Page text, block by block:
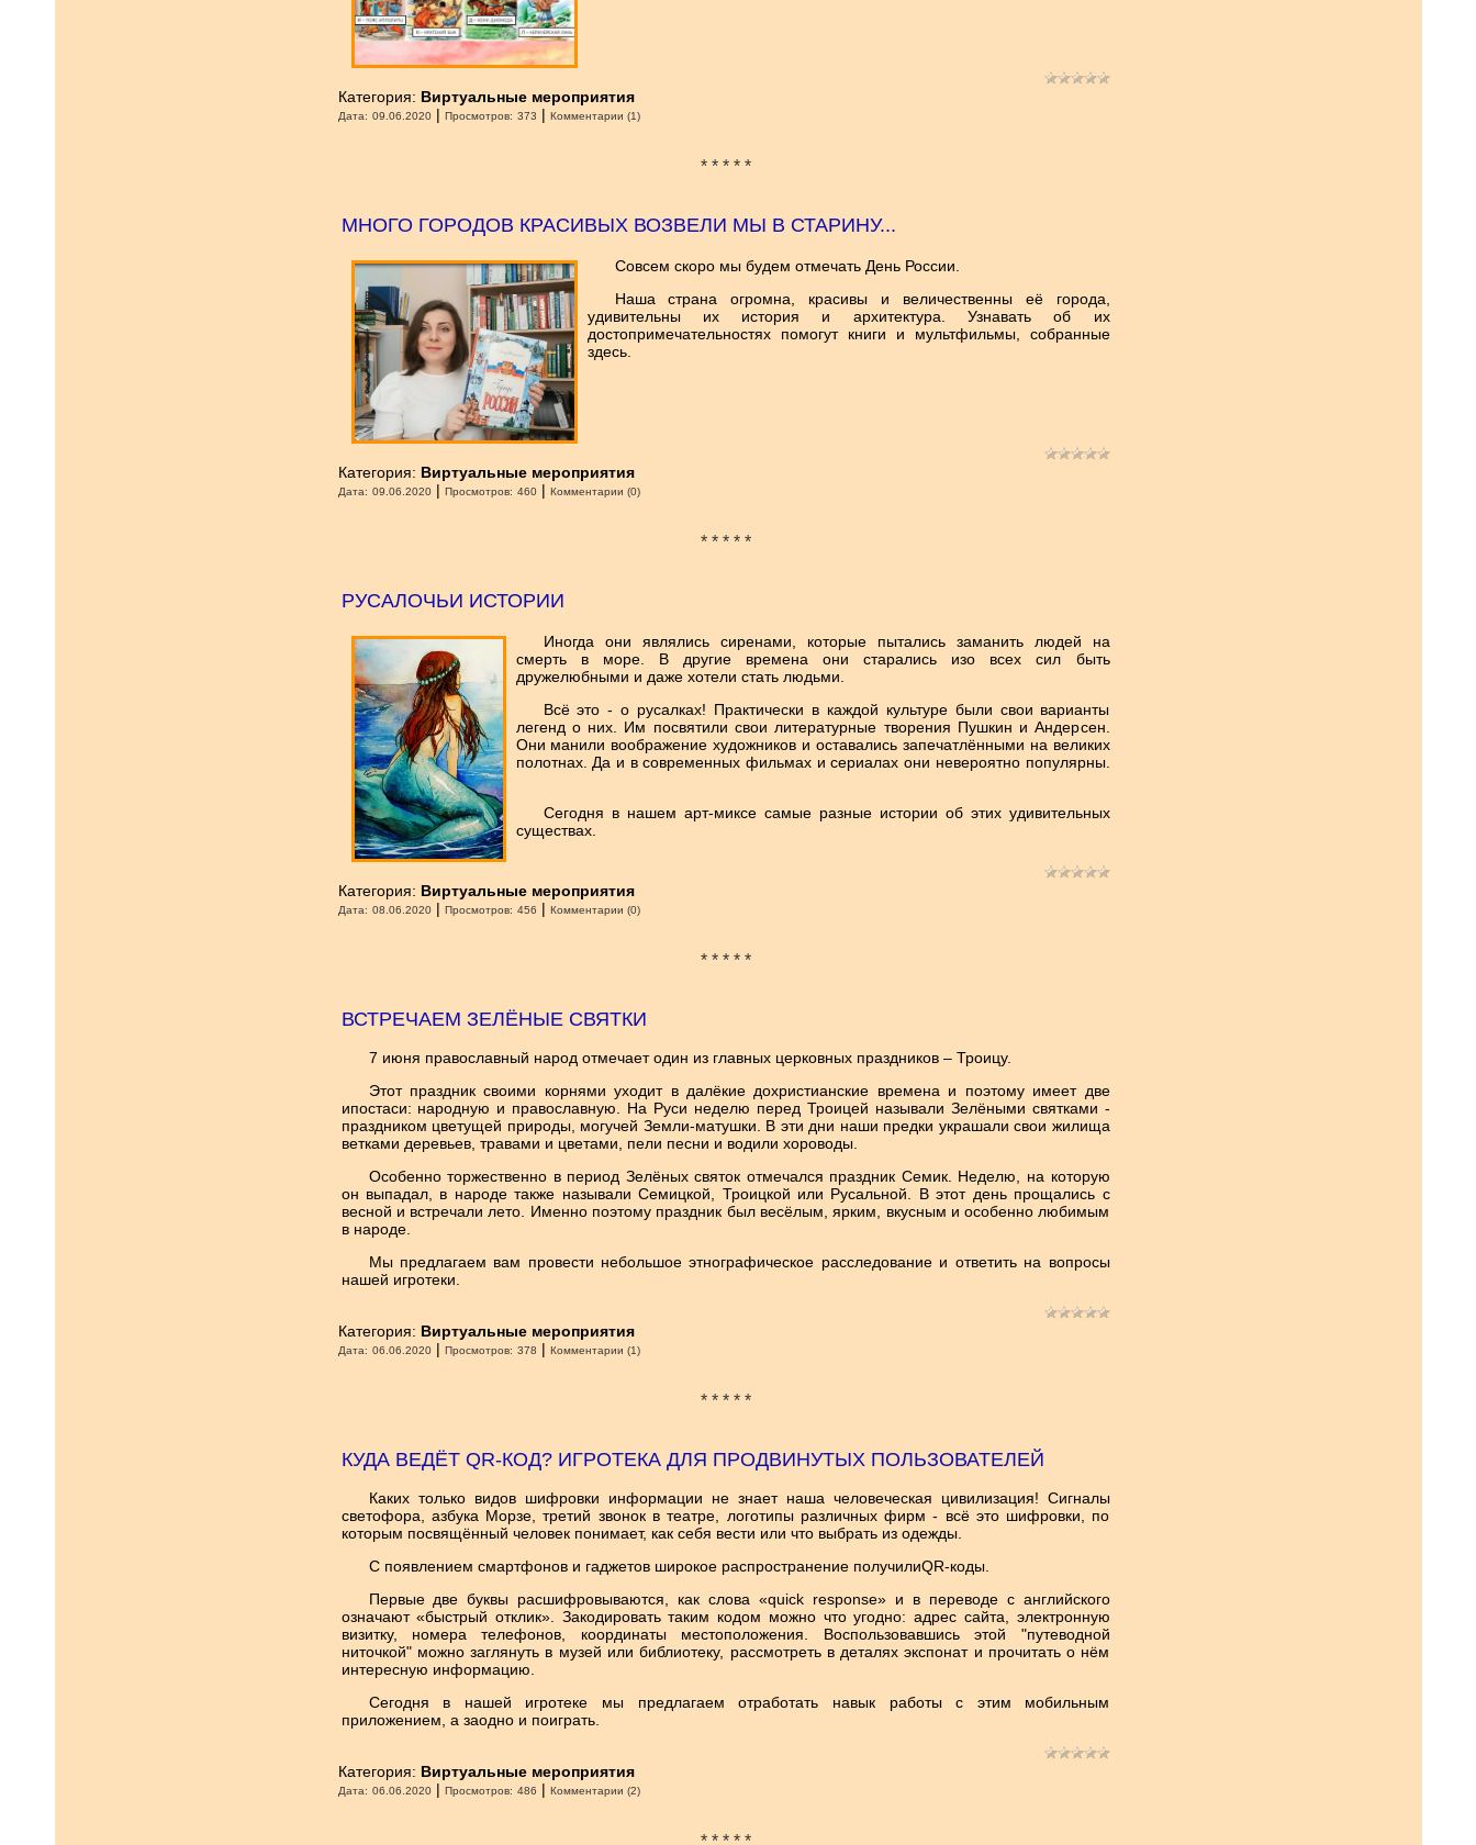
Категория: Виртуальные мероприятия
Дата: 09.06.2020| Просмотров: 373 | Комментарии (1)
* * * * *
МНОГО ГОРОДОВ КРАСИВЫХ ВОЗВЕЛИ МЫ В СТАРИНУ...
Совсем скоро мы будем отмечать День России.
Наша страна огромна, красивы и величественны её города,
удивительны их история и архитектура. Узнавать об их
достопримечательностях помогут книги и мультфильмы, собранные
здесь.
Категория: Виртуальные мероприятия
Дата: 09.06.2020| Просмотров: 460 | Комментарии (0)
* * * * *
РУСАЛОЧЬИ ИСТОРИИ
Иногда они являлись сиренами, которые пытались заманить людей на
смерть в море. В другие времена они старались изо всех сил быть
дружелюбными и даже хотели стать людьми.
Всё это - о русалках! Практически в каждой культуре были свои варианты
легенд о них. Им посвятили свои литературные творения Пушкин и Андерсен.
Они манили воображение художников и оставались запечатлёнными на великих
полотнах. Да и в современных фильмах и сериалах они невероятно популярны.
Сегодня в нашем арт-миксе самые разные истории об этих удивительных
существах.
Категория: Виртуальные мероприятия
Дата: 08.06.2020| Просмотров: 456 | Комментарии (0)
* * * * *
ВСТРЕЧАЕМ ЗЕЛЁНЫЕ СВЯТКИ
7 июня православный народ отмечает один из главных церковных праздников – Троицу.
Этот праздник своими корнями уходит в далёкие дохристианские времена и поэтому имеет две
ипостаси: народную и православную. На Руси неделю перед Троицей называли Зелёными святками -
праздником цветущей природы, могучей Земли-матушки. В эти дни наши предки украшали свои жилища
ветками деревьев, травами и цветами, пели песни и водили хороводы.
Особенно торжественно в период Зелёных святок отмечался праздник Семик. Неделю, на которую
он выпадал, в народе также называли Семицкой, Троицкой или Русальной. В этот день прощались с
весной и встречали лето. Именно поэтому праздник был весёлым, ярким, вкусным и особенно любимым
в народе.
Мы предлагаем вам провести небольшое этнографическое расследование и ответить на вопросы
нашей игротеки.
Категория: Виртуальные мероприятия
Дата: 06.06.2020| Просмотров: 378 | Комментарии (1)
* * * * *
КУДА ВЕДЁТ QR-КОД? ИГРОТЕКА ДЛЯ ПРОДВИНУТЫХ ПОЛЬЗОВАТЕЛЕЙ
Каких только видов шифровки информации не знает наша человеческая цивилизация! Сигналы
светофора, азбука Морзе, третий звонок в театре, логотипы различных фирм - всё это шифровки, по
которым посвящённый человек понимает, как себя вести или что выбрать из одежды.
С появлением смартфонов и гаджетов широкое распространение получилиQR-коды.
Первые две буквы расшифровываются, как слова «quick response» и в переводе с английского
означают «быстрый отклик». Закодировать таким кодом можно что угодно: адрес сайта, электронную
визитку, номера телефонов, координаты местоположения. Воспользовавшись этой "путеводной
ниточкой" можно заглянуть в музей или библиотеку, рассмотреть в деталях экспонат и прочитать о нём
интересную информацию.
Сегодня в нашей игротеке мы предлагаем отработать навык работы с этим мобильным
приложением, а заодно и поиграть.
Категория: Виртуальные мероприятия
Дата: 06.06.2020| Просмотров: 486 | Комментарии (2)
* * * * *